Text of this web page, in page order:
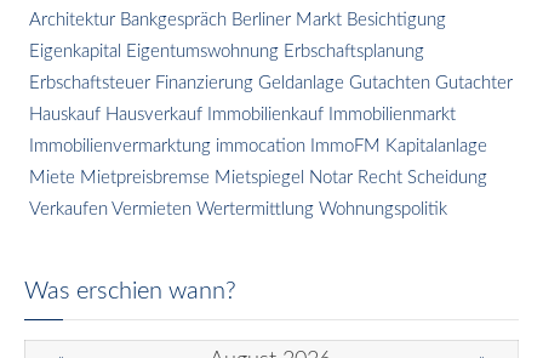
Architektur Bankgespräch Berliner Markt Besichtigung
Eigenkapital Eigentumswohnung Erbschaftsplanung
Erbschaftsteuer Finanzierung Geldanlage Gutachten Gutachter
Hauskauf Hausverkauf Immobilienkauf Immobilienmarkt
Immobilienvermarktung immocation ImmoFM Kapitalanlage
Miete Mietpreisbremse Mietspiegel Notar Recht Scheidung
Verkaufen Vermieten Wertermittlung Wohnungspolitik
Was erschien wann?